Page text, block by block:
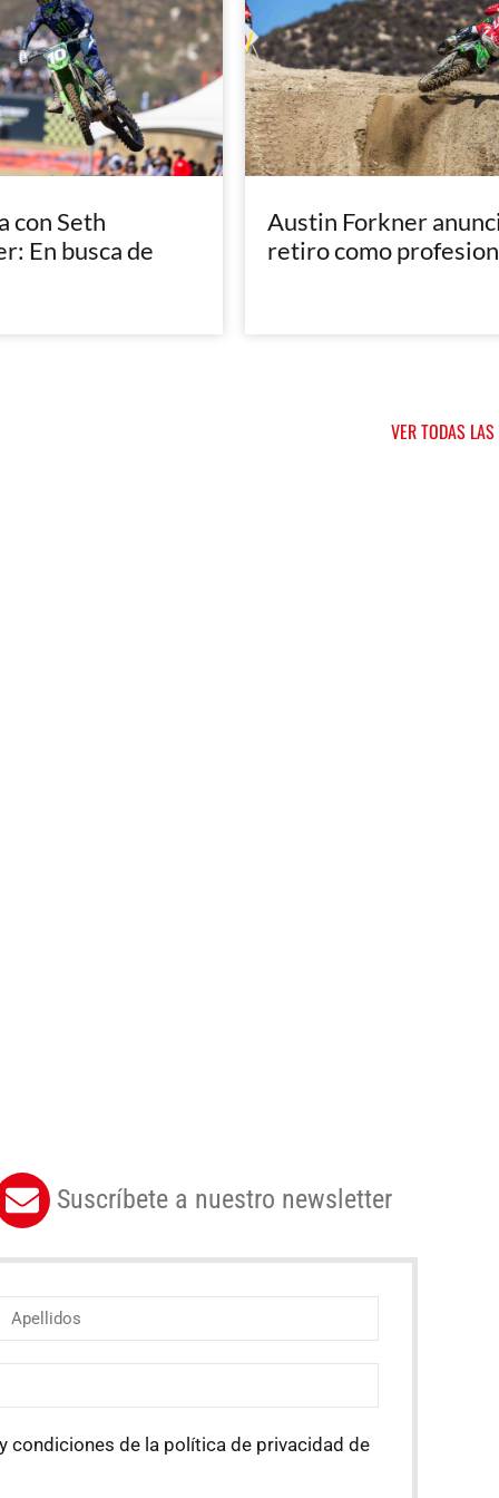
con Seth
En busca de
Austin Forkner
retiro como
VER TODAS
Suscríbete a nuestro newsletter
condiciones de la política de privacidad de